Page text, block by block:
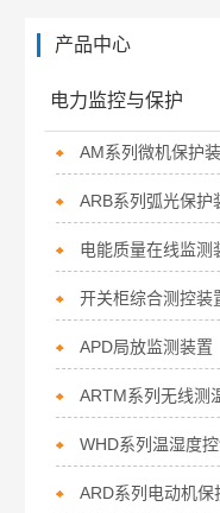
产品中心
电力监控与保护
AM系列微机保护
ARB系列弧光保护
电能质量在线监测
开关柜综合测控装
APD局放监测装置
ARTM系列无线测
WHD系列温湿度
ARD系列电动机保